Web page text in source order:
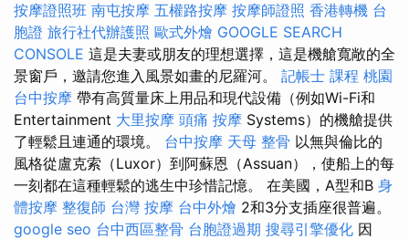
按摩證照班 南屯按摩 五權路按摩 按摩師證照 香港轉機 台
胞證 旅行社代辦護照 歐式外燴 GOOGLE SEARCH
CONSOLE 這是夫妻或朋友的理想選擇，這是機艙寬敞的全
景窗戶，邀請您進入風景如畫的尼羅河。 記帳士 課程 桃園
台中按摩 帶有高質量床上用品和現代設備（例如Wi-Fi和
Entertainment 大里按摩 頭痛 按摩 Systems）的機艙提供
了輕鬆且連通的環境。 台中按摩 天母 整骨 以無與倫比的
風格從盧克索（Luxor）到阿蘇恩（Assuan），使船上的每
一刻都在這種輕鬆的逃生中珍惜記憶。 在美國，A型和B 身
體按摩 整復師 台灣 按摩 台中外燴 2和3分支插座很普遍。
google seo 台中西區整骨 台胞證過期 搜尋引擎優化 因